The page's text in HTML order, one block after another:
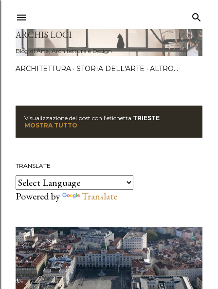
ARCHIS LOCI
Blog di Arte, Architettura e Design
ARCHITETTURA STORIA DELL'ARTE ALTRO…
s
t
Visualizzazione dei post con l'etichetta TRIESTE
MOSTRA TUTTO
TRANSLATE
Powered by Translate